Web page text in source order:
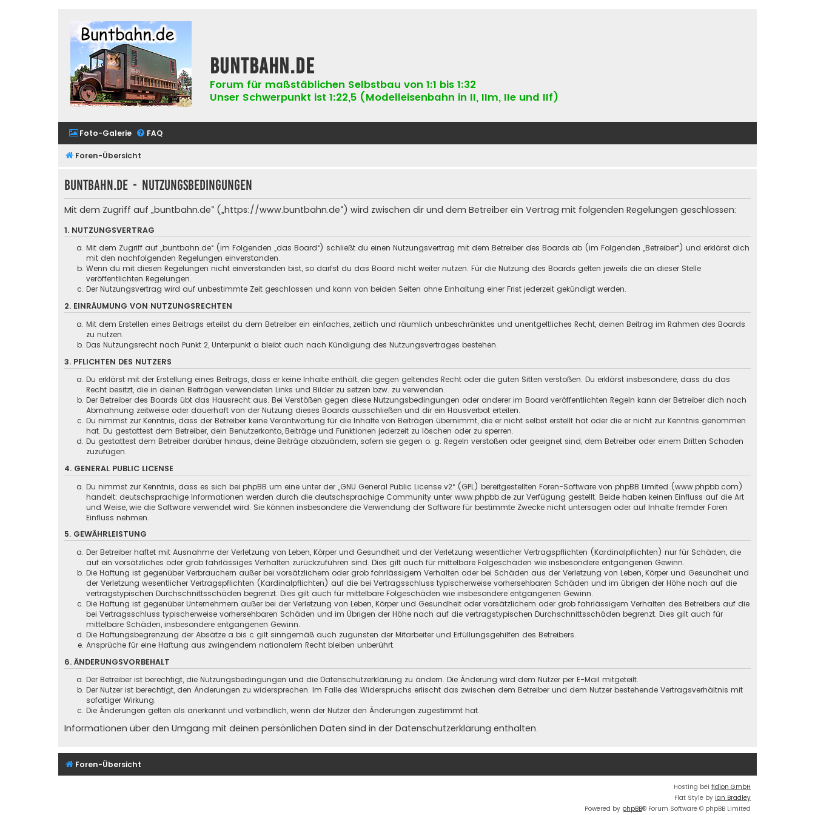
buntbahn.de
Forum für maßstäblichen Selbstbau von 1:1 bis 1:32
Unser Schwerpunkt ist 1:22,5 (Modelleisenbahn in II, IIm, IIe und IIf)
Foto-Galerie FAQ
Foren-Übersicht
buntbahn.de - Nutzungsbedingungen
Mit dem Zugriff auf „buntbahn.de“ („https://www.buntbahn.de“) wird zwischen dir und dem Betreiber ein Vertrag mit folgenden Regelungen geschlossen:
1. NUTZUNGSVERTRAG
Mit dem Zugriff auf „buntbahn.de“ (im Folgenden „das Board“) schließt du einen Nutzungsvertrag mit dem Betreiber des Boards ab (im Folgenden „Betreiber“) und erklärst dich
mit den nachfolgenden Regelungen einverstanden.
Wenn du mit diesen Regelungen nicht einverstanden bist, so darfst du das Board nicht weiter nutzen. Für die Nutzung des Boards gelten jeweils die an dieser Stelle
veröffentlichten Regelungen.
Der Nutzungsvertrag wird auf unbestimmte Zeit geschlossen und kann von beiden Seiten ohne Einhaltung einer Frist jederzeit gekündigt werden.
2. EINRÄUMUNG VON NUTZUNGSRECHTEN
Mit dem Erstellen eines Beitrags erteilst du dem Betreiber ein einfaches, zeitlich und räumlich unbeschränktes und unentgeltliches Recht, deinen Beitrag im Rahmen des Boards
zu nutzen.
Das Nutzungsrecht nach Punkt 2, Unterpunkt a bleibt auch nach Kündigung des Nutzungsvertrages bestehen.
3. PFLICHTEN DES NUTZERS
Du erklärst mit der Erstellung eines Beitrags, dass er keine Inhalte enthält, die gegen geltendes Recht oder die guten Sitten verstoßen. Du erklärst insbesondere, dass du das
Recht besitzt, die in deinen Beiträgen verwendeten Links und Bilder zu setzen bzw. zu verwenden.
Der Betreiber des Boards übt das Hausrecht aus. Bei Verstößen gegen diese Nutzungsbedingungen oder anderer im Board veröffentlichten Regeln kann der Betreiber dich nach
Abmahnung zeitweise oder dauerhaft von der Nutzung dieses Boards ausschließen und dir ein Hausverbot erteilen.
Du nimmst zur Kenntnis, dass der Betreiber keine Verantwortung für die Inhalte von Beiträgen übernimmt, die er nicht selbst erstellt hat oder die er nicht zur Kenntnis genommen
hat. Du gestattest dem Betreiber, dein Benutzerkonto, Beiträge und Funktionen jederzeit zu löschen oder zu sperren.
Du gestattest dem Betreiber darüber hinaus, deine Beiträge abzuändern, sofern sie gegen o. g. Regeln verstoßen oder geeignet sind, dem Betreiber oder einem Dritten Schaden
zuzufügen.
4. GENERAL PUBLIC LICENSE
Du nimmst zur Kenntnis, dass es sich bei phpBB um eine unter der „GNU General Public License v2“ (GPL) bereitgestellten Foren-Software von phpBB Limited (www.phpbb.com)
handelt; deutschsprachige Informationen werden durch die deutschsprachige Community unter www.phpbb.de zur Verfügung gestellt. Beide haben keinen Einfluss auf die Art
und Weise, wie die Software verwendet wird. Sie können insbesondere die Verwendung der Software für bestimmte Zwecke nicht untersagen oder auf Inhalte fremder Foren
Einfluss nehmen.
5. GEWÄHRLEISTUNG
Der Betreiber haftet mit Ausnahme der Verletzung von Leben, Körper und Gesundheit und der Verletzung wesentlicher Vertragspflichten (Kardinalpflichten) nur für Schäden, die
auf ein vorsätzliches oder grob fahrlässiges Verhalten zurückzuführen sind. Dies gilt auch für mittelbare Folgeschäden wie insbesondere entgangenen Gewinn.
Die Haftung ist gegenüber Verbrauchern außer bei vorsätzlichem oder grob fahrlässigem Verhalten oder bei Schäden aus der Verletzung von Leben, Körper und Gesundheit und
der Verletzung wesentlicher Vertragspflichten (Kardinalpflichten) auf die bei Vertragsschluss typischerweise vorhersehbaren Schäden und im übrigen der Höhe nach auf die
vertragstypischen Durchschnittsschäden begrenzt. Dies gilt auch für mittelbare Folgeschäden wie insbesondere entgangenen Gewinn.
Die Haftung ist gegenüber Unternehmern außer bei der Verletzung von Leben, Körper und Gesundheit oder vorsätzlichem oder grob fahrlässigem Verhalten des Betreibers auf die
bei Vertragsschluss typischerweise vorhersehbaren Schäden und im Übrigen der Höhe nach auf die vertragstypischen Durchschnittsschäden begrenzt. Dies gilt auch für
mittelbare Schäden, insbesondere entgangenen Gewinn.
Die Haftungsbegrenzung der Absätze a bis c gilt sinngemäß auch zugunsten der Mitarbeiter und Erfüllungsgehilfen des Betreibers.
Ansprüche für eine Haftung aus zwingendem nationalem Recht bleiben unberührt.
6. ÄNDERUNGSVORBEHALT
Der Betreiber ist berechtigt, die Nutzungsbedingungen und die Datenschutzerklärung zu ändern. Die Änderung wird dem Nutzer per E-Mail mitgeteilt.
Der Nutzer ist berechtigt, den Änderungen zu widersprechen. Im Falle des Widerspruchs erlischt das zwischen dem Betreiber und dem Nutzer bestehende Vertragsverhältnis mit
sofortiger Wirkung.
Die Änderungen gelten als anerkannt und verbindlich, wenn der Nutzer den Änderungen zugestimmt hat.
Informationen über den Umgang mit deinen persönlichen Daten sind in der Datenschutzerklärung enthalten.
Foren-Übersicht
Hosting bei fidion GmbH
Flat Style by Ian Bradley
Powered by phpBB® Forum Software © phpBB Limited